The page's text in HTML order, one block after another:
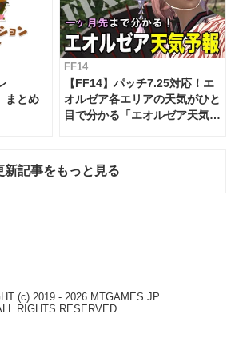
まとめ
FF14
【FF14】パッチ7.25対応！エ
オルゼア各エリアの天気がひと
目で分かる「エオルゼア天気予
新記事をもっと見る
(c) 2019 - 2026 MTGAMES.JP
RIGHTS RESERVED